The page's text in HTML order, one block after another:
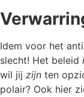
Idem voor het
slecht! Het beleid
wil jij zijn ten
polair? Ook hier